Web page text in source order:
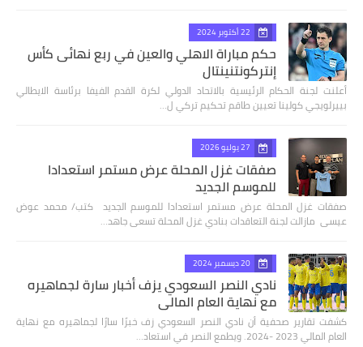
22 أكتوبر 2024
حكم مباراة الاهلي والعين في ربع نهائى كأس
إنتركونتنينتال
أعلنت لجنة الحكام الرئيسية بالاتحاد الدولي لكرة القدم الفيفا برئاسة الايطالي
بييرلويجي كولينا تعيين طاقم تحكيم تركي ل…
27 يوليو 2026
صفقات غزل المحلة عرض مستمر استعدادا
للموسم الجديد
صفقات غزل المحلة عرض مستمر استعدادا للموسم الجديد كتب/ محمد عوض
عيسى مازالت لجنة التعاقدات بنادي غزل المحلة تسعى جاهد…
20 ديسمبر 2024
نادي النصر السعودي يزف أخبار سارة لجماهيره
مع نهاية العام المالي
كشفت تقارير صحفية أن نادي النصر السعودي زف خبرًا سارًا لجماهيره مع نهاية
العام المالي 2023 -2024. ويطمع النصر في استعاد…